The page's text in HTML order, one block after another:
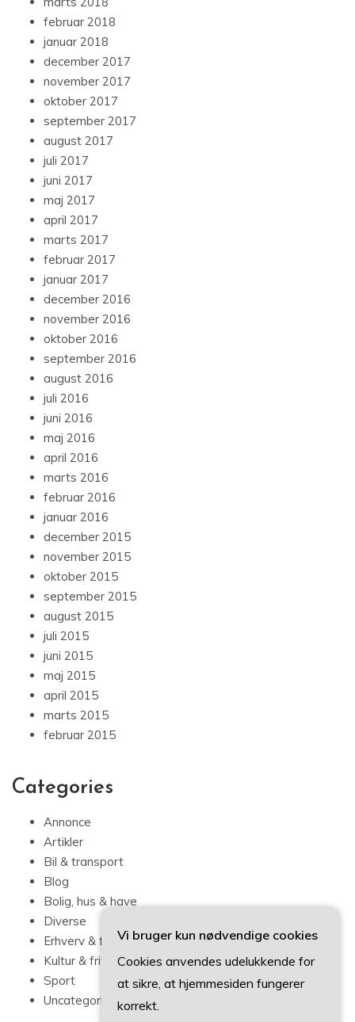
februar 2018
januar 2018
december 2017
november 2017
oktober 2017
september 2017
august 2017
juli 2017
juni 2017
maj 2017
april 2017
marts 2017
februar 2017
januar 2017
december 2016
november 2016
oktober 2016
september 2016
august 2016
juli 2016
juni 2016
maj 2016
april 2016
marts 2016
februar 2016
januar 2016
december 2015
november 2015
oktober 2015
september 2015
august 2015
juli 2015
juni 2015
maj 2015
april 2015
marts 2015
februar 2015
Categories
Annonce
Artikler
Bil & transport
Blog
Bolig, hus & have
Diverse
Erhverv & forbrug
Kultur & fritid
Sport
Uncategorized
Vi bruger kun nødvendige cookies
Cookies anvendes udelukkende for
at sikre, at hjemmesiden fungerer
korrekt.